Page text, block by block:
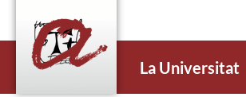
La Universitat